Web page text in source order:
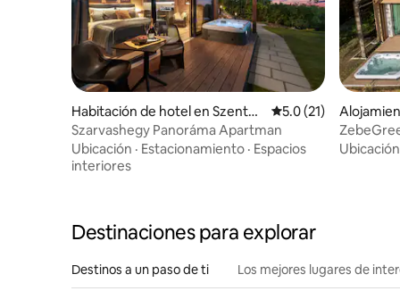
Habitación de hotel en Szenten
dre
Calificación
5.0 (21)
Szarvashegy Panoráma Apartman
Ubicación · Estacionamiento · Espacios
interiores
Ubicación
Destinaciones para explorar
Destinos a un paso de ti Los mejores lugares de